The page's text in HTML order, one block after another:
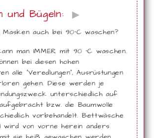
und Bügeln: ▶
Masken auch bei 90°C waschen?
man IMMER mit 90 °C waschen.
bei diesen hohen
alle "Veredlungen", Ausrüstungen
gehen. Diese werden je
unterschiedlich auf
bzw. die Baumwolle
vorbehandelt. Bettwäsche
wird von vorne herein anders